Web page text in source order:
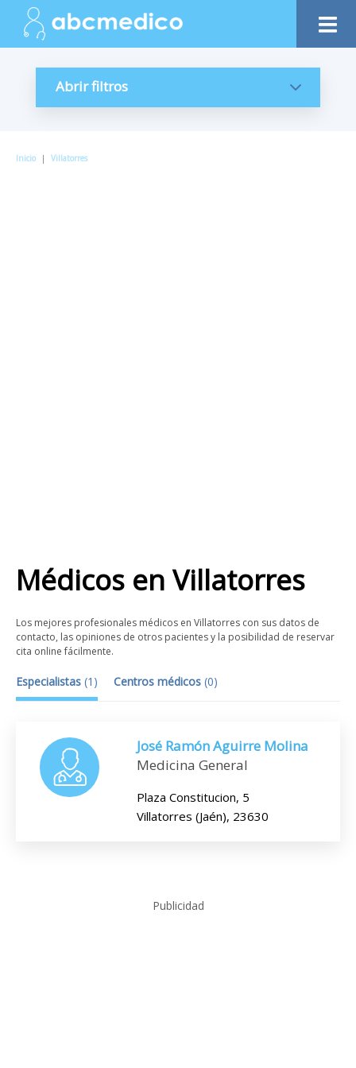
Abrir filtros
Inicio | Villatorres
Médicos enVillatorres
Los mejores profesionales médicos en Villatorres con sus datos de
contacto, las opiniones de otros pacientes y la posibilidad de reservar
cita online fácilmente.
Especialistas (1 ) Centros médicos (0)
José Ramón Aguirre Molina
Medicina General
Plaza Constitucion, 5
Villatorres (Jaén), 23630
Publicidad